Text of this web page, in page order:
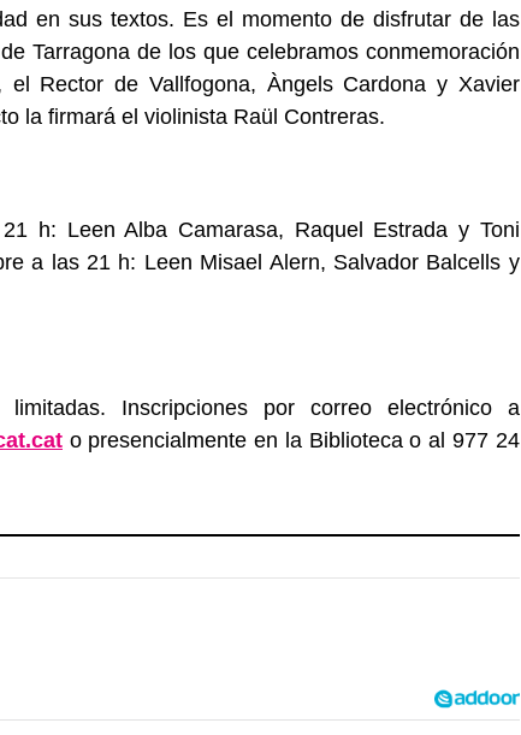
en sus textos. Es el momento de disfrutar de las
Tarragona de los que celebramos conmemoración
el Rector de Vallfogona, Àngels Cardona y Xavier
la firmará el violinista Raül Contreras.
h: Leen Alba Camarasa, Raquel Estrada y Toni
a las 21 h: Leen Misael Alern, Salvador Balcells y
limitadas. Inscripciones por correo electrónico a
o presencialmente en la Biblioteca o al 977 24